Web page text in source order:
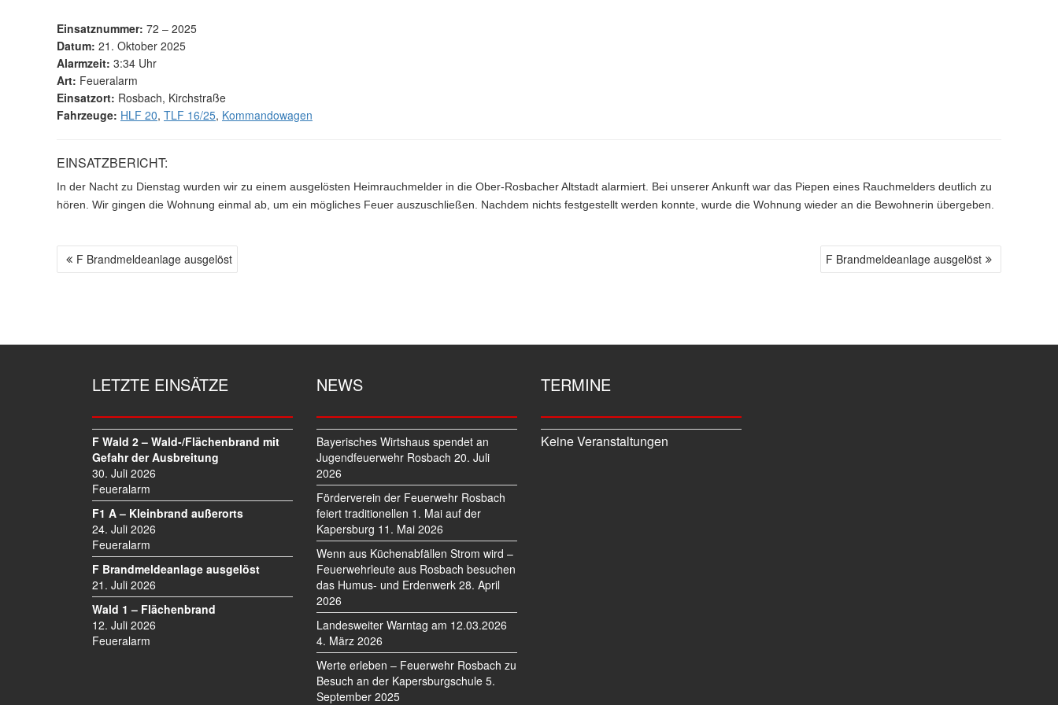
Einsatznummer: 72 – 2025
Datum: 21. Oktober 2025
Alarmzeit: 3:34 Uhr
Art: Feueralarm
Einsatzort: Rosbach, Kirchstraße
Fahrzeuge: HLF 20, TLF 16/25, Kommandowagen
EINSATZBERICHT:
In der Nacht zu Dienstag wurden wir zu einem ausgelösten Heimrauchmelder in die Ober-Rosbacher Altstadt alarmiert. Bei unserer Ankunft war das Piepen eines Rauchmelders deutlich zu
hören. Wir gingen die Wohnung einmal ab, um ein mögliches Feuer auszuschließen. Nachdem nichts festgestellt werden konnte, wurde die Wohnung wieder an die Bewohnerin übergeben.
B
R
F Brandmeldeanlage ausgelöst F Brandmeldeanlage ausgelöst
LETZTE EINSÄTZE
F Wald 2 – Wald-/Flächenbrand mit
Gefahr der Ausbreitung
30. Juli 2026
Feueralarm
F1 A – Kleinbrand außerorts
24. Juli 2026
Feueralarm
F Brandmeldeanlage ausgelöst
21. Juli 2026
Wald 1 – Flächenbrand
12. Juli 2026
Feueralarm
NEWS
Bayerisches Wirtshaus spendet an
Jugendfeuerwehr Rosbach 20. Juli
2026
Förderverein der Feuerwehr Rosbach
feiert traditionellen 1. Mai auf der
Kapersburg 11. Mai 2026
Wenn aus Küchenabfällen Strom wird –
Feuerwehrleute aus Rosbach besuchen
das Humus- und Erdenwerk 28. April
2026
Landesweiter Warntag am 12.03.2026
4. März 2026
Werte erleben – Feuerwehr Rosbach zu
Besuch an der Kapersburgschule 5.
September 2025
TERMINE
Keine Veranstaltungen